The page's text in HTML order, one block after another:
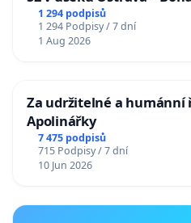
u Jablunkova
1 294 podpisů
1 294 Podpisy / 7 dní
1 Aug 2026
Za udržitelné a humánní
Apolinářky
7 475 podpisů
715 Podpisy / 7 dní
10 Jun 2026